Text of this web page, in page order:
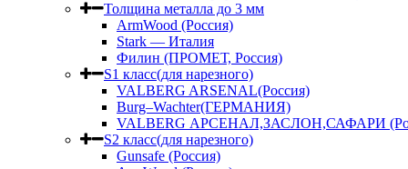
Толщина металла до 3 мм
ArmWood (Россия)
Stark — Италия
Филин (ПРОМЕТ, Россия)
S1 класс(для нарезного)
VALBERG ARSENAL(Россия)
Burg–Wachter(ГЕРМАНИЯ)
VALBERG АРСЕНАЛ,ЗАСЛОН,САФАРИ
S2 класс(для нарезного)
Gunsafe (Россия)